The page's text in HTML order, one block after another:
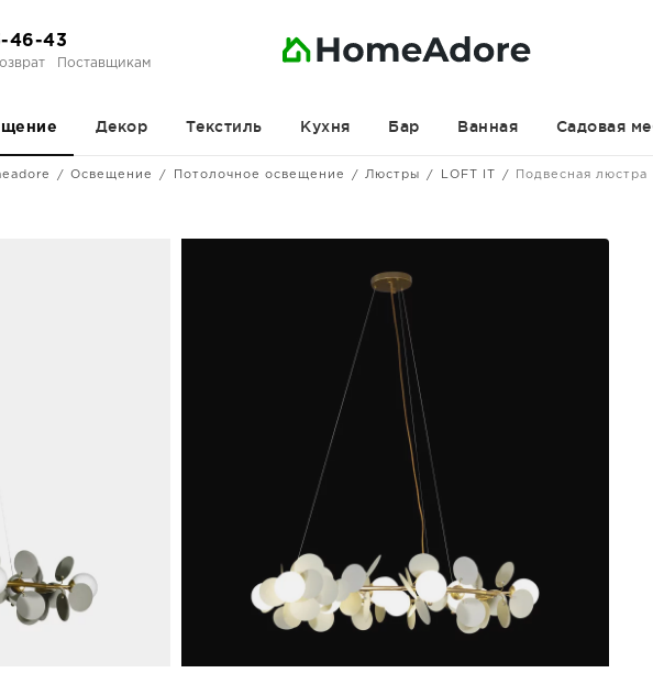
46-43
Поставщикам
Декор Текстиль Кухня Бар Ванная Садовая
Освещение Потолочное освещение Люстры LOFT IT Подвесная люстра